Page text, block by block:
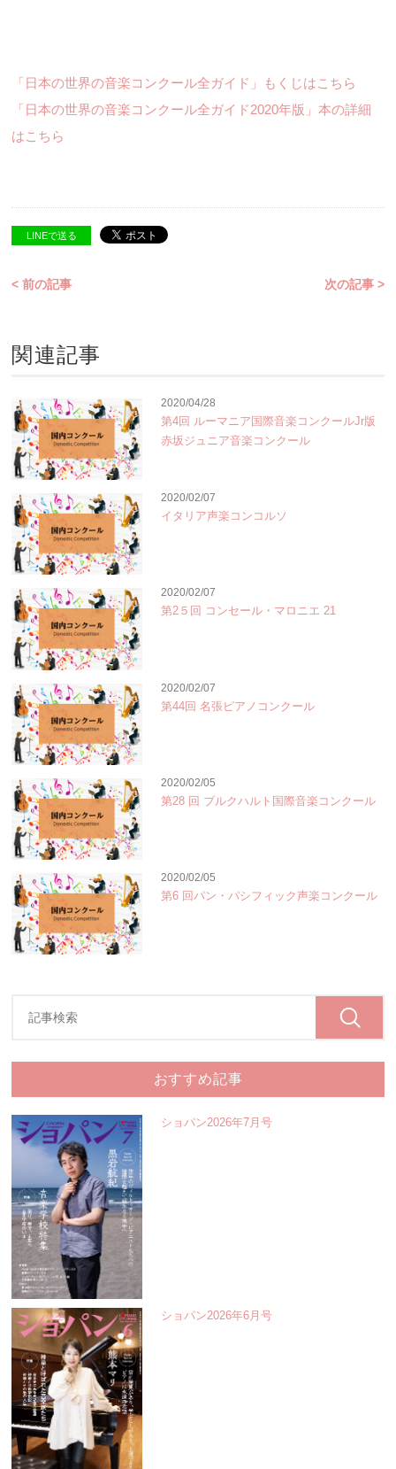
「日本の世界の音楽コンクール全ガイド」もくじはこちら
「日本の世界の音楽コンクール全ガイド2020年版」本の詳細
はこちら
LINEで送る
< 前の記事 次の記事 >
関連記事
2020/04/28
第4回 ルーマニア国際音楽コンクールJr版
赤坂ジュニア音楽コンクール
2020/02/07
イタリア声楽コンコルソ
2020/02/07
第2５回 コンセール・マロニエ 21
2020/02/07
第44回 名張ピアノコンクール
2020/02/05
第28 回 ブルクハルト国際音楽コンクール
2020/02/05
第6 回パン・パシフィック声楽コンクール
おすすめ記事
ショパン2026年7月号
ショパン2026年6月号